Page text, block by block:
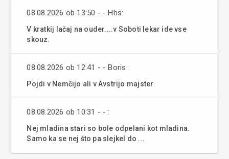
08.08.2026 ob 13:50 - - Hhs:
V kratkij lačaj na ouder....v Soboti lekar ide vse
skouz.
08.08.2026 ob 12:41 - - Boris :
Pojdi v Nemčijo ali v Avstrijo majster
08.08.2026 ob 10:31 - - :
Nej mladina stari so bole odpelani kot mladina.
Samo ka se nej što pa slejkel do ...